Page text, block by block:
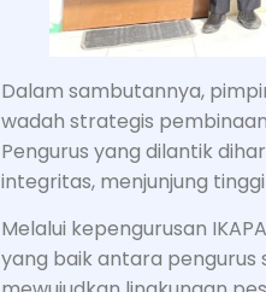
Dalam sambutannya,
wadah strategis
Pengurus yang dilantik
integritas, menjunjung
Melalui kepengurusan
yang baik antara pengurus